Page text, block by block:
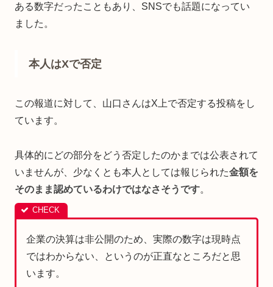
ある数字だったこともあり、SNSでも話題になってい
ました。
本人はXで否定
この報道に対して、山口さんはX上で否定する投稿をし
ています。
具体的にどの部分をどう否定したのかまでは公表されて
いませんが、少なくとも本人としては報じられた金額を
そのまま認めているわけではなさそうです。
企業の決算は非公開のため、実際の数字は現時点
ではわからない、というのが正直なところだと思
います。